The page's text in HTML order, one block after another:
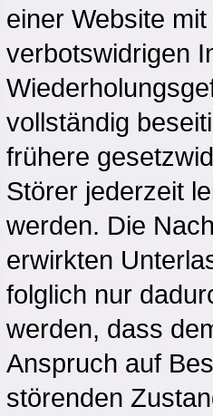
einer Website
verbotswidrigen
vollständig
frühere
Störer jederzeit
werden. Die
erwirkten
folglich nur
werden, dass
Anspruch auf
störenden